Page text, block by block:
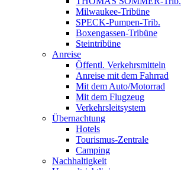
Milwaukee-Tribüne
SPECK-Pumpen-Trib.
Boxengassen-Tribüne
Steintribüne
Anreise
Öffentl. Verkehrsmitteln
Anreise mit dem Fahrrad
Mit dem Auto/Motorrad
Mit dem Flugzeug
Verkehrsleitsystem
Übernachtung
Hotels
Tourismus-Zentrale
Camping
Nachhaltigkeit